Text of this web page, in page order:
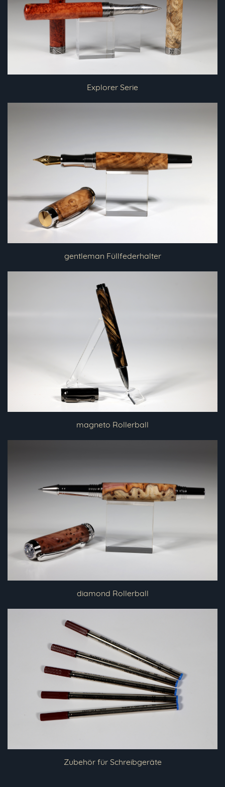
Explorer Serie
gentleman Füllfederhalter
magneto Rollerball
diamond Rollerball
Zubehör für Schreibgeräte